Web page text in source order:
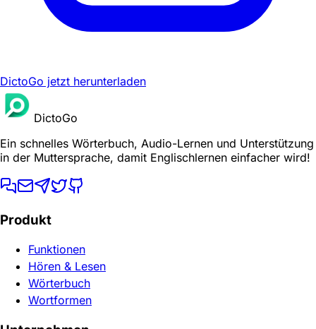
DictoGo jetzt herunterladen
DictoGo
Ein schnelles Wörterbuch, Audio-Lernen und Unterstützung
in der Muttersprache, damit Englischlernen einfacher wird!
Produkt
Funktionen
Hören & Lesen
Wörterbuch
Wortformen